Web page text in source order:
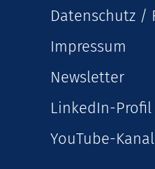
Datenschutz /
Impressum
Newsletter
LinkedIn-Profil
YouTube-Kanal